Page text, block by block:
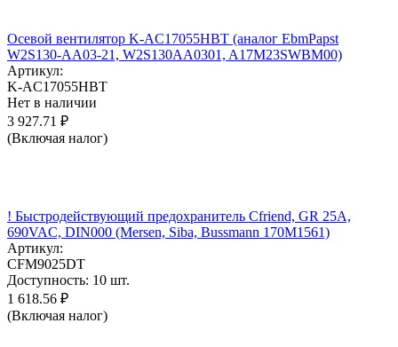
Осевой вентилятор K-AC17055HBT (аналог EbmPapst
W2S130-AA03-21, W2S130AA0301, A17M23SWBM00)
Артикул:
K-AC17055HBT
Нет в наличии
3 927.71 ₽
(Включая налог)
! Быстродействующий предохранитель Cfriend, GR 25А,
690VAC, DIN000 (Mersen, Siba, Bussmann 170M1561)
Артикул:
CFM9025DT
Доступность: 10 шт.
1 618.56 ₽
(Включая налог)